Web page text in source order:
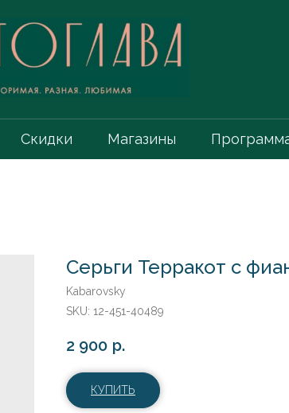
Скидки Магазины
Серьги Терракот с
Kabarovsky
SKU: 12-451-40489
2 900 р.
КУПИТЬ